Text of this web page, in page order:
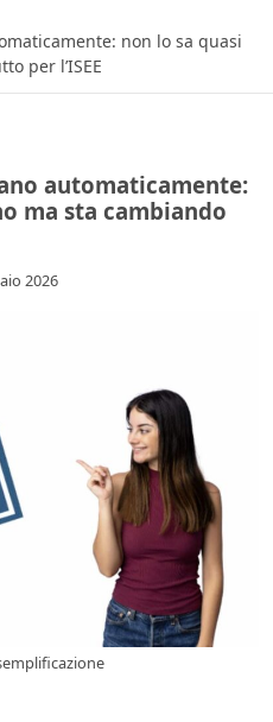
non lo sa quasi
per l’ISEE
automaticamente:
ma sta cambiando
2026